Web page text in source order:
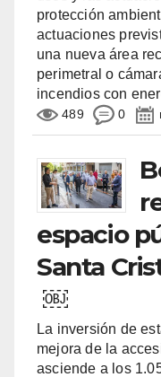
protección
actuaciones
una nueva área
perimetral o
incendios con
489 0
espacio
Santa
￼
La inversión de
mejora de la
asciende a los